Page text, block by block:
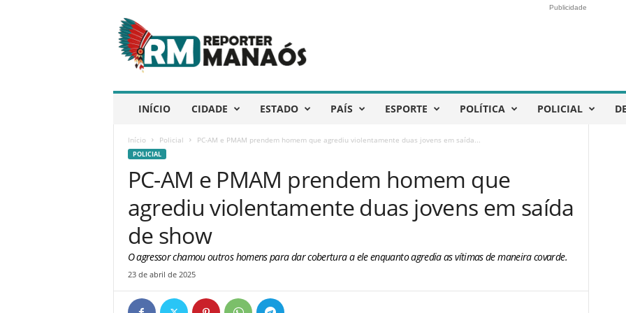
e
p
ó
Publicidade
INÍCIO CIDADE ESTADO PAÍS ESPORTE POLÍTICA POLICIAL
Início Policial PC-AM e PMAM prendem homem que agrediu violentamente duas jovens em saída...
POLICIAL
PC-AM e PMAM prendem homem que
agrediu violentamente duas jovens em saída
de show
O agressor chamou outros homens para dar cobertura a ele enquanto agredia as vítimas de maneira covarde.
23 de abril de 2025